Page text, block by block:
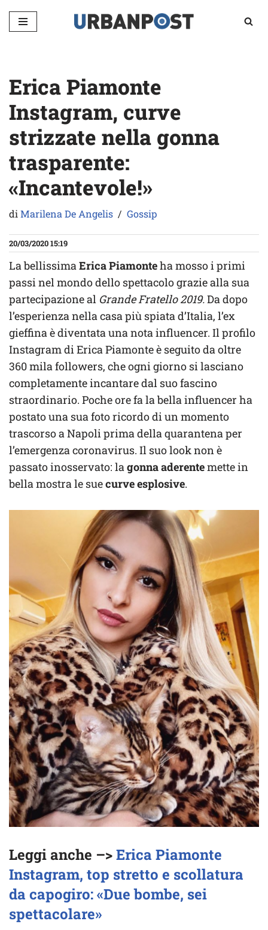
Vai
Erica Piamonte
Instagram, curve
strizzate nella gonna
trasparente:
«Incantevole!»
diMarilena De Angelis Gossip
20/03/2020 15:19
La bellissimaErica Piamonteha mosso i primi
passi nel mondo dello spettacolo grazie alla sua
partecipazione al Grande Fratello 2019.Da dopo
l’esperienza nella casa più spiata d’Italia, l’ex
gieffina è diventata una nota influencer. Il profilo
Instagram di Erica Piamonte è seguito da oltre
360 mila followers, che ogni giorno si lasciano
completamente incantare dal suo fascino
straordinario. Poche ore fa la bella influencer ha
postato una sua foto ricordo di un momento
trascorso a Napoli prima della quarantena per
l’emergenza coronavirus. Il suo look non è
passato inosservato: lagonna aderentemette in
bella mostra le suecurve esplosive.
Leggi anche –>Erica Piamonte
Instagram, top stretto e scollatura
da capogiro: «Due bombe, sei
spettacolare»